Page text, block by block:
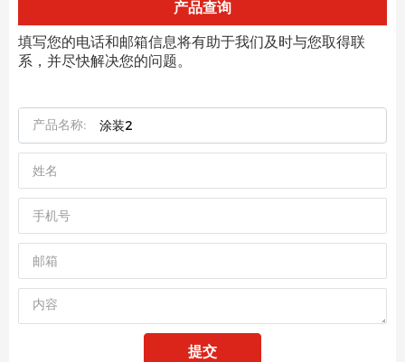
产品查询
填写您的电话和邮箱信息将有助于我们及时与您取得联
系，并尽快解决您的问题。
产品名称: 涂装2
提交